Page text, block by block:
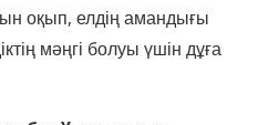
оқып, елдің амандығы
мәңгі болуы үшін дұға